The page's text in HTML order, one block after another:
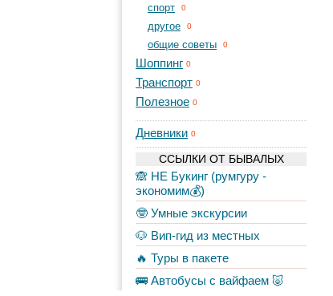
спорт 0
другое 0
общие советы 0
Шоппинг 0
Транспорт 0
Полезное 0
Дневники 0
ССЫЛКИ ОТ БЫВАЛЫХ
🙈 НЕ Букинг (румгуру -
экономим💰)
🤓 Умные экскурсии
🐶 Вип-гид из местных
🔥 Туры в пакете
🚌 Автобусы с вайфаем 🐷